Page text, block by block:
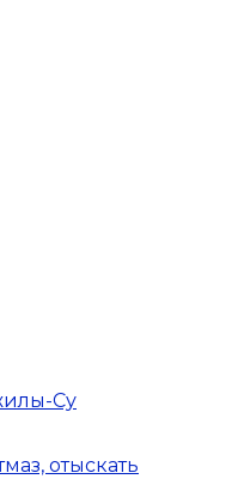
Су
отыскать